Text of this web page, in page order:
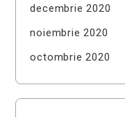
decembrie 2020
noiembrie 2020
octombrie 2020